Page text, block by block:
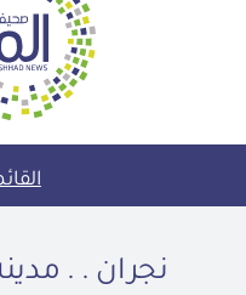
نجران . .